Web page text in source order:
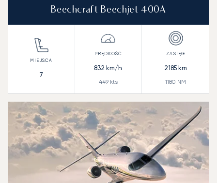
Beechcraft Beechjet 400A
7
832 km/h
449kts
2185 km
1180 NM